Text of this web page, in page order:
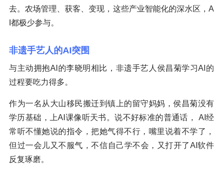
去。农场管理、获客、变现，这些产业智能化的深水区，A
I都极少参与。
非遗手艺人的AI突围
与主动拥抱AI的李晓明相比，非遗手艺人侯昌菊学习AI的
过程要吃力得多。
作为一名从大山移民搬迁到镇上的留守妈妈，侯昌菊没有
学历基础，上AI课像听天书。说不好标准的普通话， AI经
常听不懂她说的指令，把她气得不行，嘴里说着不学了，
但过一会儿又不服气，不信自己学不会，又打开了AI软件
反复琢磨。